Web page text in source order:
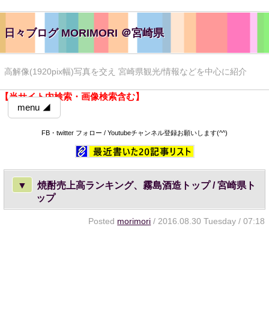
日々ブログ MORIMORI ＠宮崎県
高解像(1920pix幅)写真を交え 宮崎県観光/情報などを中心に紹介
【当サイト内検索・画像検索含む】
menu ◢
FB・twitter フォロー / Youtubeチャンネル登録お願いします(^^)
▼
焼酎売上高ランキング、霧島酒造トップ / 宮崎県ト
ップ
Posted morimori / 2016.08.30 Tuesday / 07:18